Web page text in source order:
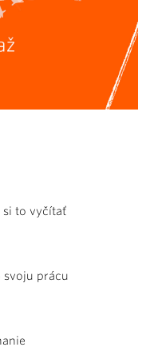
si to vyčítať
svoju prácu